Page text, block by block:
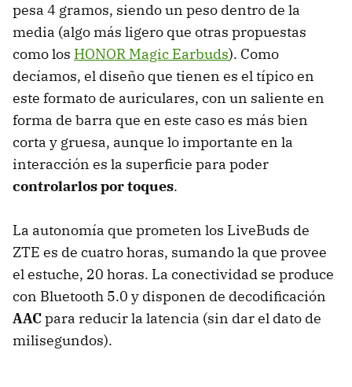
pesa 4 gramos, siendo un peso dentro de la
media (algo más ligero que otras propuestas
como los HONOR Magic Earbuds). Como
decíamos, el diseño que tienen es el típico en
este formato de auriculares, con un saliente en
forma de barra que en este caso es más bien
corta y gruesa, aunque lo importante en la
interacción es la superficie para poder
controlarlos por toques.
La autonomía que prometen los LiveBuds de
ZTE es de cuatro horas, sumando la que provee
el estuche, 20 horas. La conectividad se produce
con Bluetooth 5.0 y disponen de decodificación
AACpara reducir la latencia (sin dar el dato de
milisegundos).